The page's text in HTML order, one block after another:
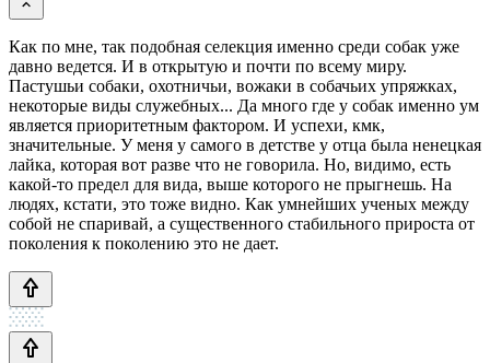
Как по мне, так подобная селекция именно среди собак уже
давно ведется. И в открытую и почти по всему миру.
Пастушьи собаки, охотничьи, вожаки в собачьих упряжках,
некоторые виды служебных... Да много где у собак именно ум
является приоритетным фактором. И успехи, кмк,
значительные. У меня у самого в детстве у отца была ненецкая
лайка, которая вот разве что не говорила. Но, видимо, есть
какой-то предел для вида, выше которого не прыгнешь. На
людях, кстати, это тоже видно. Как умнейших ученых между
собой не спаривай, а существенного стабильного прироста от
поколения к поколению это не дает.